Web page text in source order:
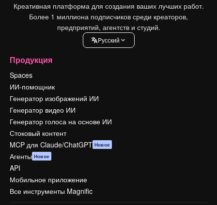
Креативная платформа для создания ваших лучших работ.
Более 1 миллиона подписчиков среди креаторов,
предприятий, агентств и студий.
Pусский
Продукция
Spaces
ИИ-помощник
Генератор изображений ИИ
Генератор видео ИИ
Генератор голоса на основе ИИ
Стоковый контент
MCP для Claude/ChatGPT Новое
Агенты Новое
API
Мобильное приложение
Все инструменты Magnific